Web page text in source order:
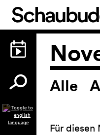
Alle
Für diesen